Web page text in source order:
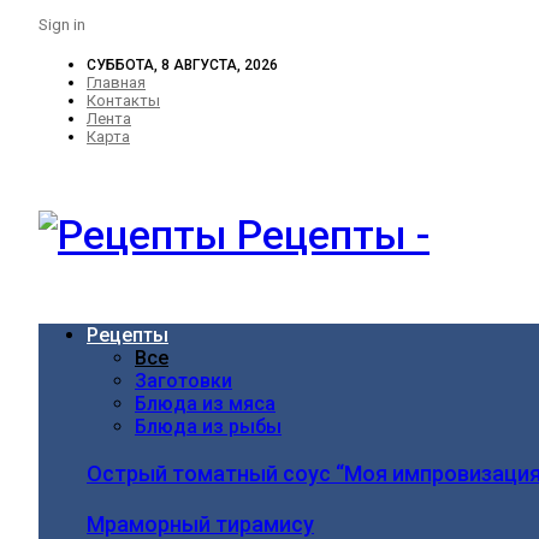
Sign in
СУББОТА, 8 АВГУСТА, 2026
Главная
Контакты
Лента
Карта
Рецепты -
Рецепты
Все
Заготовки
Блюда из мяса
Блюда из рыбы
Острый томатный соус “Моя
Мраморный тирамису